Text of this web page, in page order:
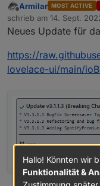
Offline
Armilar MOST ACTIVE
schrieb am 14. Sept.
zuletzt editiert von
Neues Update für
https://
lovelace-ui/main/
Hallo! Könnten wir
Funktionalität &